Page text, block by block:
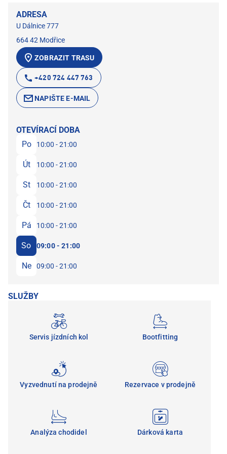
ADRESA
U Dálnice 777
664 42 Modřice
ZOBRAZIT TRASU
+420 724 447 763
NAPIŠTE E-MAIL
OTEVÍRACÍ DOBA
Po
10:00 - 21:00
Út 10:00 - 21:00
St 10:00 - 21:00
Čt 10:00 - 21:00
Pá 10:00 - 21:00
So 09:00 - 21:00
Ne 09:00 - 21:00
SLUŽBY
Servis jízdních kol Bootfitting
Vyzvednutí na prodejně Rezervace v prodejně
Analýza chodidel Dárková karta